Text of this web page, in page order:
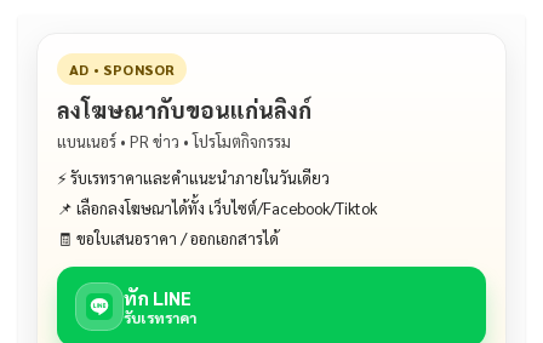
AD • SPONSOR
ลงโฆษณากับขอนแก่นลิงก์
แบนเนอร์ • PR ข่าว • โปรโมตกิจกรรม
⚡ รับเรทราคาและคำแนะนำภายในวันเดียว
📌 เลือกลงโฆษณาได้ทั้ง เว็บไซต์/Facebook/Tiktok
🧾 ขอใบเสนอราคา / ออกเอกสารได้
ทัก LINE
รับเรทราคา